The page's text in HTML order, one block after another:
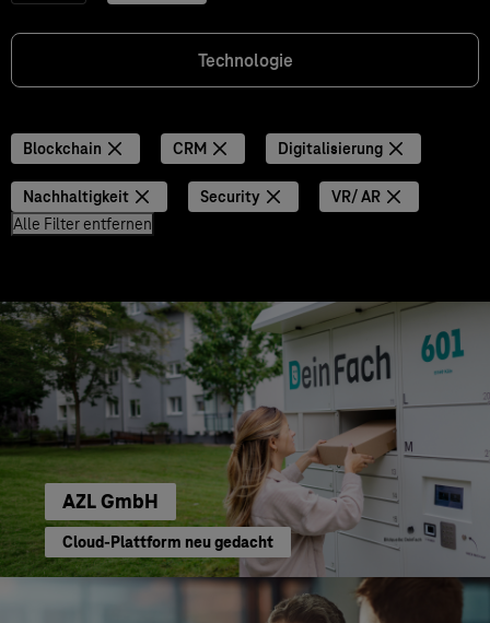
Technologie
Blockchain CRM Digitalisierung
Nachhaltigkeit Security
VR/ AR
Alle Filter entfernen
AZL GmbH
Cloud-Plattform neu gedacht